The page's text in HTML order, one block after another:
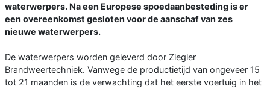
waterwerpers. Na een Europese spoedaanbesteding is er
een overeenkomst gesloten voor de aanschaf van zes
nieuwe waterwerpers.
De waterwerpers worden geleverd door Ziegler
Brandweertechniek. Vanwege de productietijd van ongeveer 15
tot 21 maanden is de verwachting dat het eerste voertuig in het